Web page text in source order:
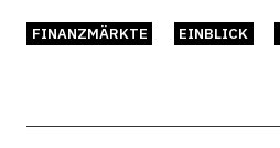
FINANZMÄRKTE EINBLICK